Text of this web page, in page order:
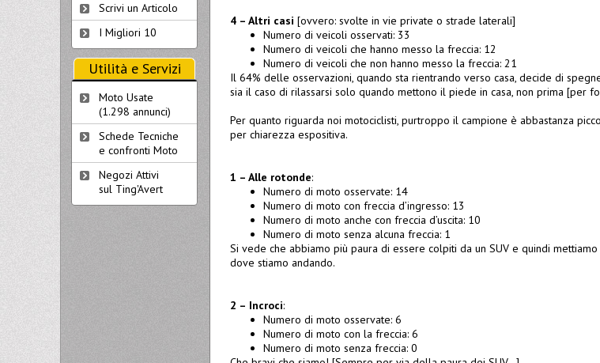
4 – Altri casi [ovvero: svolte in vie private o strade laterali]
Numero di veicoli osservati: 33
Numero di veicoli che hanno messo la freccia: 12
Numero di veicoli che non hanno messo la freccia: 21
Il 64% delle osservazioni, quando sta rientrando verso casa, decide di
sia il caso di rilassarsi solo quando mettono il piede in casa, non prima [per
Per quanto riguarda noi motociclisti, purtroppo il campione è abbastanza
per chiarezza espositiva.
1 – Alle rotonde:
Numero di moto osservate: 14
Numero di moto con freccia d’ingresso: 13
Numero di moto anche con freccia d’uscita: 10
Numero di moto senza alcuna freccia: 1
Si vede che abbiamo più paura di essere colpiti da un SUV e quindi
dove stiamo andando.
2 – Incroci:
Numero di moto osservate: 6
Numero di moto con la freccia: 6
Numero di moto senza freccia: 0
Scrivi un Articolo
I Migliori 10
Utilità e Servizi
Moto Usate
(1.298 annunci)
Schede Tecniche
e confronti Moto
Negozi Attivi
sul Ting'Avert